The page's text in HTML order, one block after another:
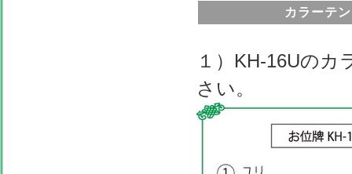
カラーテ
１）KH-16Uのカ
さい。